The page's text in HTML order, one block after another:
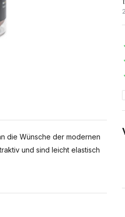
die Wünsche der modernen
und sind leicht elastisch